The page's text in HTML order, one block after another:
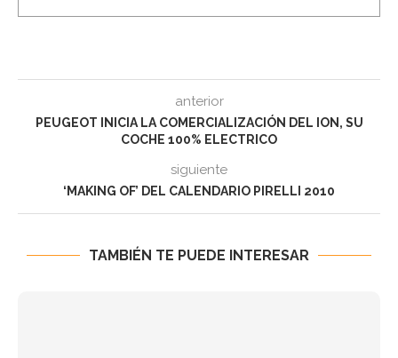
anterior
PEUGEOT INICIA LA COMERCIALIZACIÓN DEL ION, SU
COCHE 100% ELECTRICO
siguiente
‘MAKING OF’ DEL CALENDARIO PIRELLI 2010
TAMBIÉN TE PUEDE INTERESAR